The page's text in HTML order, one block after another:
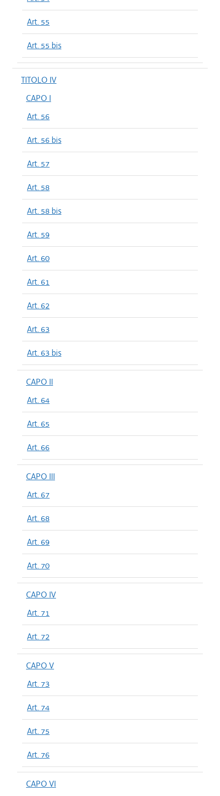
Art. 55
Art. 55 bis
TITOLO IV
CAPO I
Art. 56
Art. 56 bis
Art. 57
Art. 58
Art. 58 bis
Art. 59
Art. 60
Art. 61
Art. 62
Art. 63
Art. 63 bis
CAPO II
Art. 64
Art. 65
Art. 66
CAPO III
Art. 67
Art. 68
Art. 69
Art. 70
CAPO IV
Art. 71
Art. 72
CAPO V
Art. 73
Art. 74
Art. 75
Art. 76
CAPO VI